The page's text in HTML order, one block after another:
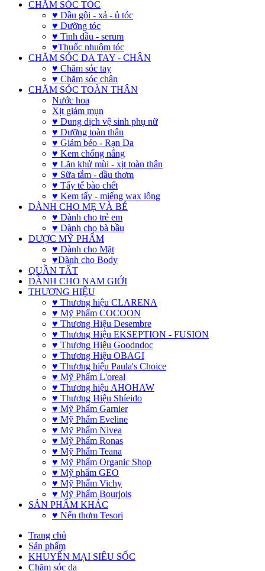
CHĂM SÓC TÓC
♥ Dầu gội - xả - ủ tóc
♥ Dưỡng tóc
♥ Tinh dầu - serum
♥Thuốc nhuộm tóc
CHĂM SÓC DA TAY - CHÂN
♥ Chăm sóc tay
♥ Chăm sóc chân
CHĂM SÓC TOÀN THÂN
Nước hoa
Xịt giảm mụn
♥ Dung dịch vệ sinh phụ nữ
♥ Dưỡng toàn thân
♥ Giảm béo - Rạn Da
♥ Kem chống nắng
♥ Lăn khử mùi - xịt toàn thân
♥ Sữa tắm - dầu thơm
♥ Tẩy tế bào chết
♥ Kem tẩy - miếng wax lông
DÀNH CHO MẸ VÀ BÉ
♥ Dành cho trẻ em
♥ Dành cho bà bầu
DƯỢC MỸ PHẨM
♥ Dành cho Mặt
♥Dành cho Body
QUẦN TẤT
DÀNH CHO NAM GIỚI
THƯƠNG HIỆU
♥ Thương hiệu CLARENA
♥ Mỹ Phẩm COCOON
♥ Thương Hiệu Desembre
♥ Thương Hiệu EKSEPTION - FUSION
♥ Thương Hiệu Goodndoc
♥ Thương Hiệu OBAGI
♥ Thương hiệu Paula's Choice
♥ Mỹ Phẩm L'oreal
♥ Thương hiệu AHOHAW
♥ Thương Hiệu Shíeido
♥ Mỹ Phẩm Garnier
♥ Mỹ Phẩm Eveline
♥ Mỹ Phẩm Nivea
♥ Mỹ Phẩm Ronas
♥ Mỹ Phẩm Teana
♥ Mỹ Phẩm Organic Shop
♥ Mỹ phẩm GEO
♥ Mỹ Phẩm Vichy
♥ Mỹ Phẩm Bourjois
SẢN PHẨM KHÁC
♥ Nến thơm Tesori
Trang chủ
Sản phẩm
KHUYẾN MẠI SIÊU SỐC
Chăm sóc da